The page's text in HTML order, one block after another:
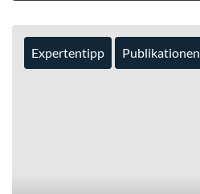
Expertentipp Publikationen